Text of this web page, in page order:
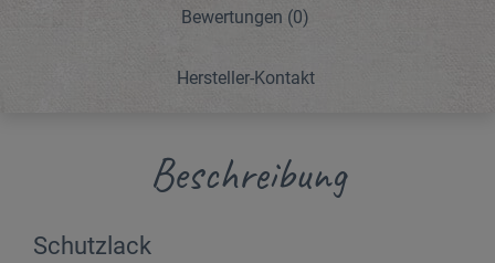
Bewertungen (0)
Hersteller-Kontakt
Beschreibung
Schutzlack